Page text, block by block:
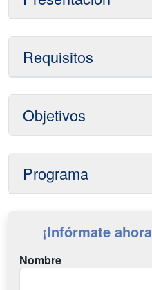
Requisitos
Objetivos
Programa
¡Infórmate
Nombre